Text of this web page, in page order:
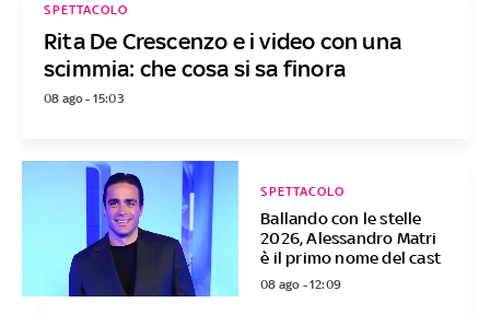
Rita De Crescenzo e i video con una
scimmia: che cosa si sa finora
SPETTACOLO
08 ago - 15:03
Ballando con le stelle
2026, Alessandro Matri
è il primo nome del cast
SPETTACOLO
08 ago - 12:09